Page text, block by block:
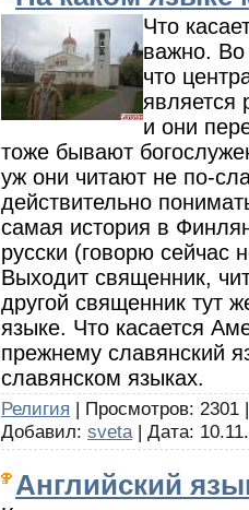
Что
важно. Во
что
является
и они
тоже бывают
уж они читают не по-
действительно
самая история в
русски (говорю сейчас
Выходит священник,
другой священник тут
языке. Что касается
прежнему славянский
славянском языках.
Религия | Просмотров: 2301
Добавил: sveta | Дата:
Английский